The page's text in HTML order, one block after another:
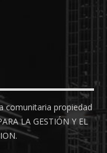
comunitaria propiedad
LA GESTIÓN Y EL